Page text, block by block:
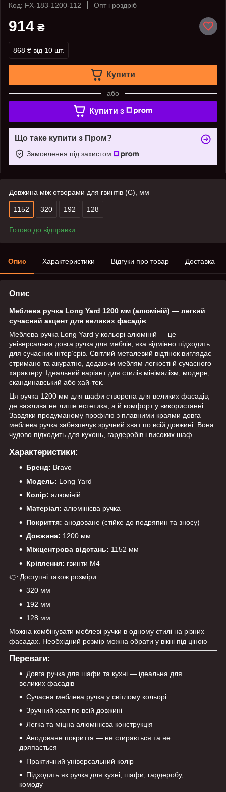
Код: FX-183-1200-112
Опт і роздріб
914 ₴
868 ₴ від 10 шт.
Купити
або
Купити з
Що таке купити з Пром?
Замовлення під захистом
Довжина між отворами для гвинтів (C), мм
1152 320 192 128
Готово до відправки
Опис Характеристики Відгуки про товар Доставка
Опис
Меблева ручка Long Yard 1200 мм (алюміній) — легкий
сучасний акцент для великих фасадів
Меблева ручка Long Yard у кольорі алюміній — це
універсальна довга ручка для меблів, яка відмінно підходить
для сучасних інтер’єрів. Світлий металевий відтінок виглядає
стримано та акуратно, додаючи меблям легкості й сучасного
характеру. Ідеальний варіант для стилів мінімалізм, модерн,
скандинавський або хай-тек.
Ця ручка 1200 мм для шафи створена для великих фасадів,
де важлива не лише естетика, а й комфорт у використанні.
Завдяки продуманому профілю з плавними краями довга
меблева ручка забезпечує зручний хват по всій довжині. Вона
чудово підходить для кухонь, гардеробів і високих шаф.
Характеристики:
Бренд: Bravo
Модель: Long Yard
Колір: алюміній
Матеріал: алюмінієва ручка
Покриття: анодоване (стійке до подряпин та зносу)
Довжина: 1200 мм
Міжцентрова відстань: 1152 мм
Кріплення: гвинти M4
👉 Доступні також розміри:
320 мм
192 мм
128 мм
Можна комбінувати меблеві ручки в одному стилі на різних
фасадах. Необхідний розмір можна обрати у вікні під ціною
Переваги:
Довга ручка для шафи та кухні — ідеальна для
великих фасадів
Сучасна меблева ручка у світлому кольорі
Зручний хват по всій довжині
Легка та міцна алюмінієва конструкція
Анодоване покриття — не стирається та не
дряпається
Практичний універсальний колір
Підходить як ручка для кухні, шафи, гардеробу,
комоду